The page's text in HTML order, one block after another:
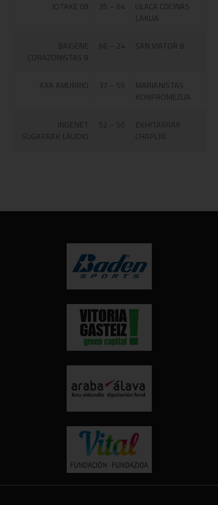
JOTAKE 09 35 – 64
ULACA COCINAS
LAKUA
BAIGENE
CORAZONISTAS B
66 – 24 SAN VIATOR B
AXA AMURRIO 37 – 55
MARIANISTAS
KONPROMEZUA
INGENET
SUGARRAK LAUDIO
52 – 50
EKHITARRAK
CHAPLIN